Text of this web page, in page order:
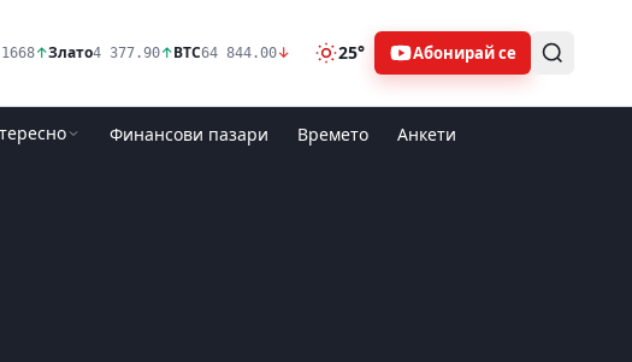
↑Злато4 377.90↑BTC64 844.00↓ 25° Абонирай се
Финансови пазари Времето Анкети